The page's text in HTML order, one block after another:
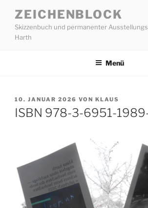
Inhalt
springen
ZEICHENBLOCK
Skizzenbuch und permanenter
Harth
Menü
VERÖFFENTLICHT
AM
10. JANUAR 2026 VON KLAUS
ISBN 978-3-6951-